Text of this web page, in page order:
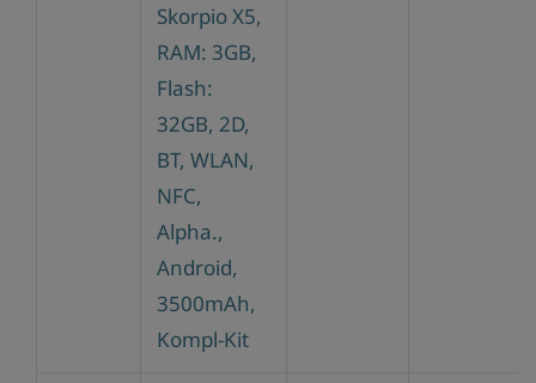
Skorpio X5,
RAM: 3GB,
Flash:
32GB, 2D,
BT, WLAN,
NFC,
Alpha.,
Android,
3500mAh,
Kompl-Kit